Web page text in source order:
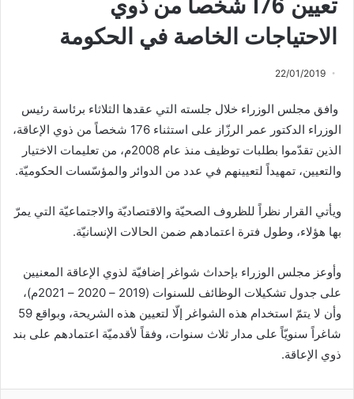
تعيين 176 شخصاً من ذوي
الاحتياجات الخاصة في الحكومة
22/01/2019
وافق مجلس الوزراء خلال جلسته التي عقدها الثلاثاء برئاسة رئيس
الوزراء الدكتور عمر الرزّاز على استثناء 176 شخصاً من ذوي الإعاقة،
الذين تقدّموا بطلبات توظيف منذ عام 2008م، من تعليمات الاختيار
والتعيين، تمهيداً لتعيينهم في عدد من الدوائر والمؤسّسات الحكوميّة.
ويأتي القرار نظراً للظروف الصحيّة والاقتصاديّة والاجتماعيّة التي يمرّ
بها هؤلاء، وطول فترة اعتمادهم ضمن الحالات الإنسانيّة.
وأوعز مجلس الوزراء بإحداث شواغر إضافيّة لذوي الإعاقة المعنيين
على جدول تشكيلات الوظائف للسنوات (2019 – 2020 – 2021م)،
وأن لا يتمّ استخدام هذه الشواغر إلّا لتعيين هذه الشريحة، وبواقع 59
شاغراً سنويّاً على مدار ثلاث سنوات، وفقاً لأقدميّة اعتمادهم على بند
ذوي الإعاقة.